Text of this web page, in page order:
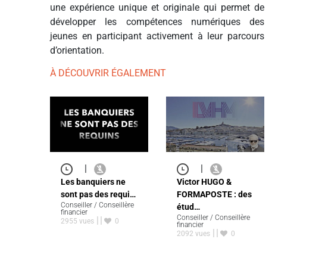
une expérience unique et originale qui permet de
développer les compétences numériques des
jeunes en participant activement à leur parcours
d’orientation.
À DÉCOUVRIR ÉGALEMENT
Les banquiers ne
sont pas des requi…
Conseiller / Conseillère
financier
2955 vues
0
Victor HUGO &
FORMAPOSTE : des
étud…
Conseiller / Conseillère
financier
2092 vues
0